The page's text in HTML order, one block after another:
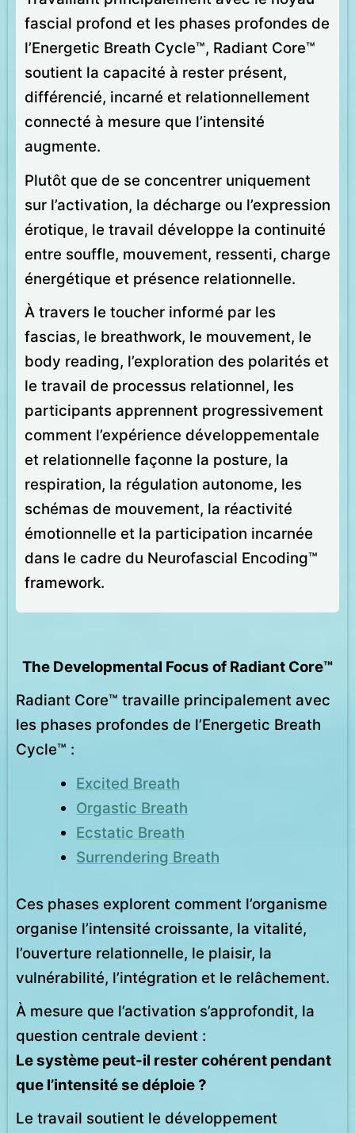
fascial profond et les phases profondes de
l’Energetic Breath Cycle™, Radiant Core™
soutient la capacité à rester présent,
différencié, incarné et relationnellement
connecté à mesure que l’intensité
augmente.
Plutôt que de se concentrer uniquement
sur l’activation, la décharge ou l’expression
érotique, le travail développe la continuité
entre souffle, mouvement, ressenti, charge
énergétique et présence relationnelle.
À travers le toucher informé par les
fascias, le breathwork, le mouvement, le
body reading, l’exploration des polarités et
le travail de processus relationnel, les
participants apprennent progressivement
comment l’expérience développementale
et relationnelle façonne la posture, la
respiration, la régulation autonome, les
schémas de mouvement, la réactivité
émotionnelle et la participation incarnée
dans le cadre du Neurofascial Encoding™
framework.
The Developmental Focus of Radiant Core™
Radiant Core™ travaille principalement avec
les phases profondes de l’Energetic Breath
Cycle™ :
Excited Breath
Orgastic Breath
Ecstatic Breath
Surrendering Breath
Ces phases explorent comment l’organisme
organise l’intensité croissante, la vitalité,
l’ouverture relationnelle, le plaisir, la
vulnérabilité, l’intégration et le relâchement.
À mesure que l’activation s’approfondit, la
question centrale devient :
Le système peut-il rester cohérent pendant
que l’intensité se déploie ?
Le travail soutient le développement